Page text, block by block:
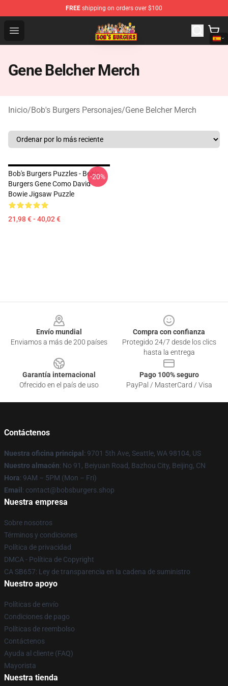
FREE shipping on orders over $100
Open menu
Bob's Burgers Store - Official Bob's Burgers Merchandise
Gene Belcher Merch
Inicio/Bob's Burgers Personajes/Gene Belcher Merch
Bob's Burgers Puzzles - Bob's
Burgers Gene Como David
Bowie Jigsaw Puzzle
21,98 € - 40,02 €
-20%
Envío mundial
Enviamos a más de 200 países
Compra con confianza
Protegido 24/7 desde los clics
hasta la entrega
Garantía internacional
Ofrecido en el país de uso
Pago 100% seguro
PayPal / MasterCard / Visa
Contáctenos
Nuestra oficina principal : 9701 5th Ave, Seattle, WA 98104, US
Nuestro almacén: No 91, Beiyuan Road, Bazhou City, Beijing, CN
Hora: 9AM – 5PM (Mon – Fri)
Email : contact@bobsburgers.shop
Nuestra empresa
Sobre nosotros
Términos y condiciones
Política de privacidad
DMCA - Política de Copyright
CA SB657: Ley de transparencia en la cadena de suministro
Nuestro apoyo
Políticas de envío
Condiciones de pago
Políticas de reembolso
Contáctenos
Ayuda al cliente (FAQ)
Mayorista
Nuestra tienda